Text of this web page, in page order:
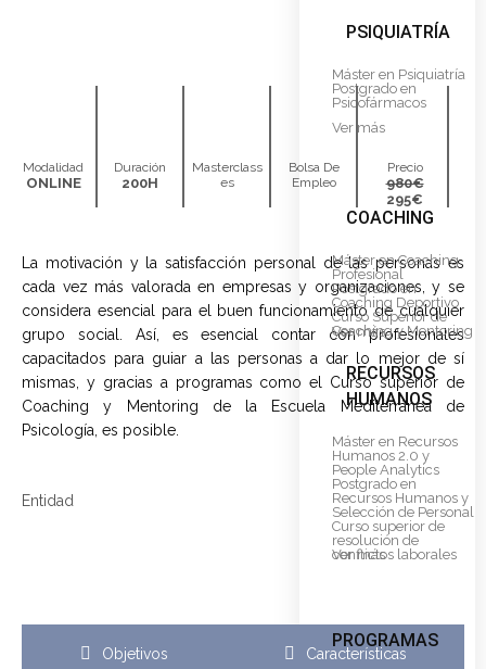
PSIQUIATRÍA
Máster en Psiquiatría
Postgrado en
Psicofármacos
Ver más
COACHING
Máster en Coaching
Profesional
Postgrado en
Coaching Deportivo
Curso Superior de
Coaching y Mentoring
Ver más
RECURSOS
HUMANOS
Máster en Recursos
Humanos 2.0 y
People Analytics
Postgrado en
Recursos Humanos y
Selección de Personal
Curso superior de
resolución de
conflictos laborales
Ver más
PROGRAMAS
Modalidad
ONLINE
Duración
200H
Masterclass
Es
Bolsa De
Empleo
Precio
980€
295€
La motivación y la satisfacción personal de las personas es
cada vez más valorada en empresas y organizaciones, y se
considera esencial para el buen funcionamiento de cualquier
grupo social. Así, es esencial contar con profesionales
capacitados para guiar a las personas a dar lo mejor de sí
mismas, y gracias a programas como el Curso superior de
Coaching y Mentoring de la Escuela Mediterránea de
Psicología, es posible.
Entidad
Objetivos Características